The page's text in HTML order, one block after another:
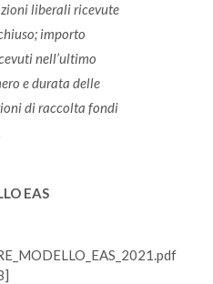
liberali ricevute
importo
nell’ultimo
e durata delle
di raccolta fondi
EAS